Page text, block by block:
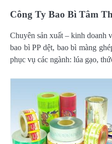
Công Ty Bao Bì Tâm
Chuyên sản xuất – kinh doanh
bao bì PP dệt, bao bì màng
phục vụ các ngành: lúa gạo,